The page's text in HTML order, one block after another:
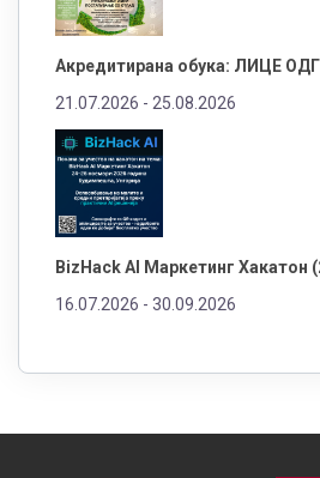
Акредитирана обука: ЛИЦЕ
21.07.2026 - 25.08.2026
BizHack AI Маркетинг Хакатон
16.07.2026 - 30.09.2026